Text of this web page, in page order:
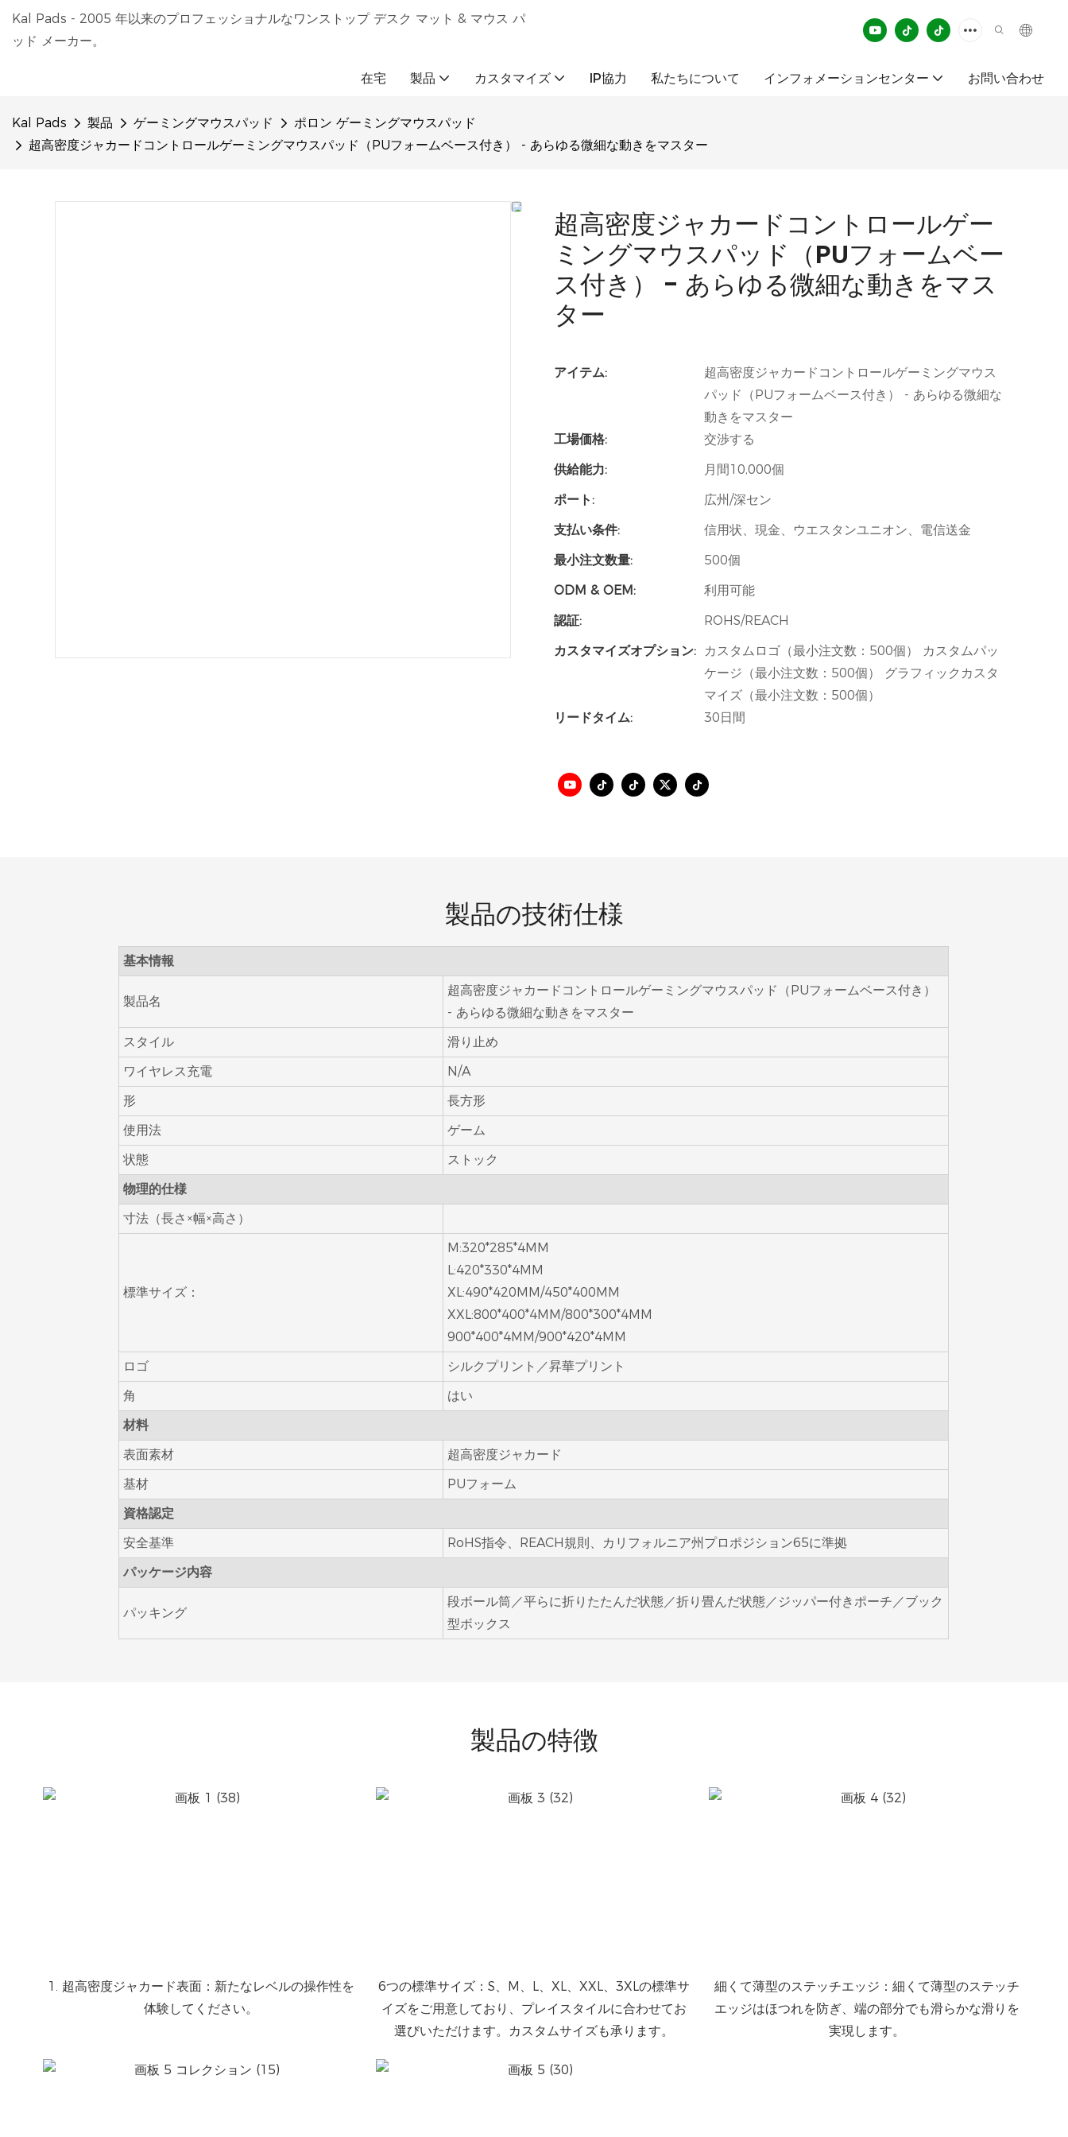
Kal Pads - 2005 年以来のプロフェッショナルなワンストップ デスク マット & マウス パ
ッド メーカー。
在宅 製品 カスタマイズ IP協力 私たちについて インフォメーションセンター お問い合わせ
Kal Pads 製品 ゲーミングマウスパッド
ポロン ゲーミングマウスパッド
超高密度ジャカードコントロールゲーミングマウスパッド（PUフォームベース付き） - あらゆる微細な動きをマスター
超高密度ジャカードコントロールゲー
ミングマウスパッド（PUフォームベー
ス付き） - あらゆる微細な動きをマス
ター
アイテム:
超高密度ジャカードコントロールゲーミングマウス
パッド（PUフォームベース付き） - あらゆる微細な
動きをマスター
工場価格:
交渉する
供給能力:
月間10,000個
ポート:
広州/深セン
支払い条件:
信用状、現金、ウエスタンユニオン、電信送金
最小注文数量:
500個
ODM & OEM:
利用可能
認証:
ROHS/REACH
カスタマイズオプション:
カスタムロゴ（最小注文数：500個） カスタムパッ
ケージ（最小注文数：500個） グラフィックカスタ
マイズ（最小注文数：500個）
リードタイム:
30日間
製品の技術仕様
基本情報
製品名
超高密度ジャカードコントロールゲーミングマウスパッド（PUフォームベース付き）
- あらゆる微細な動きをマスター
スタイル
滑り止め
ワイヤレス充電
N/A
形
長方形
使用法
ゲーム
状態
ストック
物理的仕様
寸法（長さ×幅×高さ）
標準サイズ：
M:320*285*4MM
L:420*330*4MM
XL:490*420MM/450*400MM
XXL:800*400*4MM/800*300*4MM
900*400*4MM/900*420*4MM
ロゴ
シルクプリント／昇華プリント
角
はい
材料
表面素材
超高密度ジャカード
基材
PUフォーム
資格認定
安全基準
RoHS指令、REACH規則、カリフォルニア州プロポジション65に準拠
パッケージ内容
パッキング
段ボール筒／平らに折りたたんだ状態／折り畳んだ状態／ジッパー付きポーチ／ブック
型ボックス
製品の特徴
1. 超高密度ジャカード表面：新たなレベルの操作性を
体験してください。
6つの標準サイズ：S、M、L、XL、XXL、3XLの標準サ
イズをご用意しており、プレイスタイルに合わせてお
選びいただけます。カスタムサイズも承ります。
細くて薄型のステッチエッジ：細くて薄型のステッチ
エッジはほつれを防ぎ、端の部分でも滑らかな滑りを
実現します。